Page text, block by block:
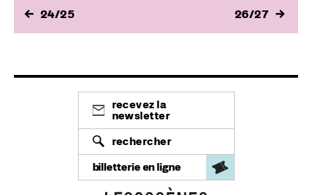
24/25 26/27
recevez la
newsletter
rechercher
billetterie en ligne